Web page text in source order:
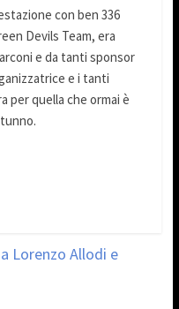
con ben 336
Devils Team, era
e da tanti sponsor
e i tanti
per quella che ormai è
Lorenzo Allodi e